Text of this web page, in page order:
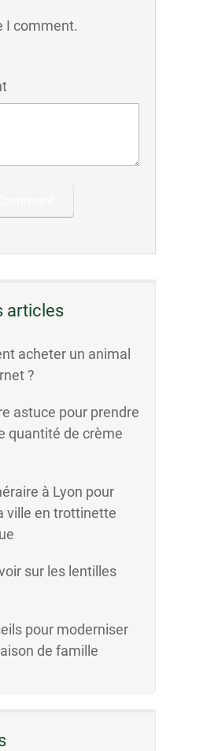
articles
acheter un animal
?
astuce pour prendre
quantité de crème
à Lyon pour
ville en trottinette
sur les lentilles
pour moderniser
de famille
I comment.